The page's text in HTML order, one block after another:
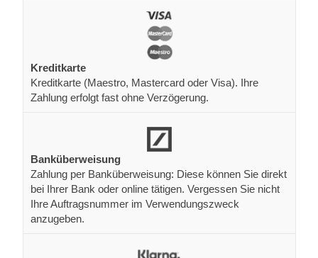
Kreditkarte
Kreditkarte (Maestro, Mastercard oder Visa). Ihre
Zahlung erfolgt fast ohne Verzögerung.
Banküberweisung
Zahlung per Banküberweisung: Diese können Sie direkt
bei Ihrer Bank oder online tätigen. Vergessen Sie nicht
Ihre Auftragsnummer im Verwendungszweck
anzugeben.